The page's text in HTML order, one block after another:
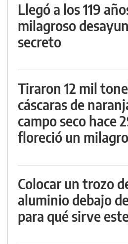
Llegó a los 119
milagroso
secreto
Tiraron 12 mil
cáscaras de
campo seco hace
floreció un milagro
Colocar un trozo
aluminio debajo
para qué sirve